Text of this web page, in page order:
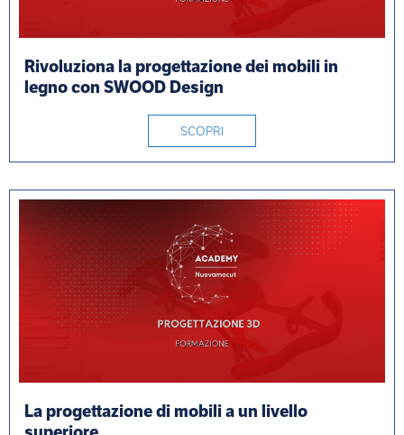
Rivoluziona la progettazione dei mobili in
legno con SWOOD Design
SCOPRI
La progettazione di mobili a un livello